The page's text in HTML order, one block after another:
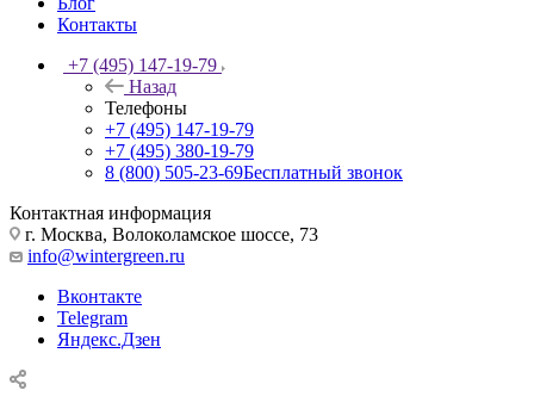
Контакты
+7 (495) 147-19-79
Назад
Телефоны
+7 (495) 147-19-79
+7 (495) 380-19-79
8 (800) 505-23-69Бесплатный звонок
Контактная информация
г. Москва, Волоколамское шоссе, 73
info@wintergreen.ru
Вконтакте
Telegram
Яндекс.Дзен